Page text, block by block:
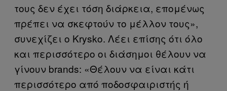
τους δεν έχει τόση διάρκεια, επομένως
πρέπει να σκεφτούν το μέλλον τους»,
συνεχίζει ο Krysko. Λέει επίσης ότι όλο
και περισσότερο οι διάσημοι θέλουν να
γίνουν brands: «Θέλουν να είναι κάτι
περισσότερο από ποδοσφαιριστής ή